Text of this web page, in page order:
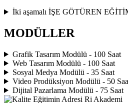
İki aşamalı İŞE GÖTÜREN
MODÜLLER
Grafik Tasarım Modülü - 100 Saat
Web Tasarım Modülü - 100 Saat
Sosyal Medya Modülü - 35 Saat
Video Prodüksiyon Modülü - 50
Dijital Pazarlama Modülü - 75 Saat